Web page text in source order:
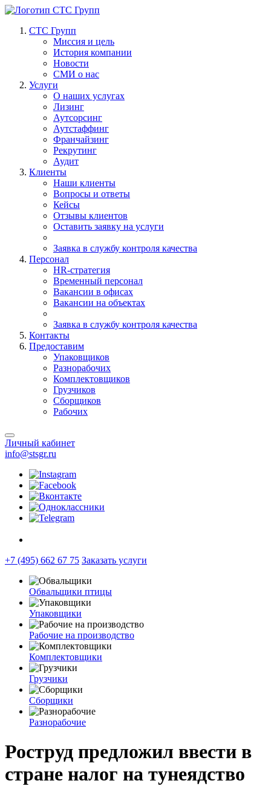
СТС Групп
Миссия и цель
История компании
Новости
СМИ о нас
Услуги
О наших услугах
Лизинг
Аутсорсинг
Аутстаффинг
Франчайзинг
Рекрутинг
Аудит
Клиенты
Наши клиенты
Вопросы и ответы
Кейсы
Отзывы клиентов
Оставить заявку на услуги
Заявка в службу контроля качества
Персонал
HR-стратегия
Временный персонал
Вакансии в офисах
Вакансии на объектах
Заявка в службу контроля качества
Контакты
Предоставим
Упаковщиков
Разнорабочих
Комплектовщиков
Грузчиков
Сборщиков
Рабочих
Личный кабинет
info@stsgr.ru
+7 (495) 662 67 75 Заказать услуги
Обвальщики птицы
Упаковщики
Рабочие на производство
Комплектовщики
Грузчики
Сборщики
Разнорабочие
Роструд предложил ввести в
стране налог на тунеядство